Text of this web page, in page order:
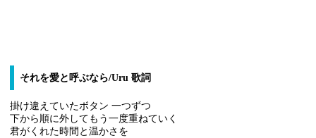
それを愛と呼ぶなら/Uru 歌詞
掛け違えていたボタン 一つずつ
下から順に外してもう一度重ねていく
君がくれた時間と温かさを